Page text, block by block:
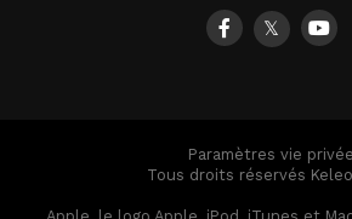
𝕏
Paramètres vie privée
Tous droits réservés